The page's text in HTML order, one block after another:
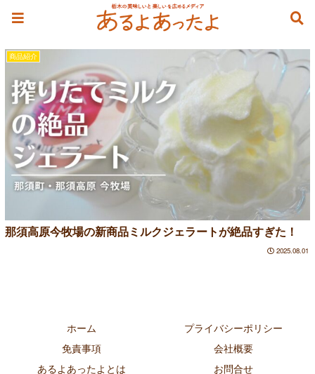
ミルクジェラート
商品紹介
那須高原今牧場の新商品ミルクジェラートが絶品すぎた！
2025.08.01
ホーム
プライバシーポリシー
免責事項
会社概要
あるよあったよとは
お問合せ